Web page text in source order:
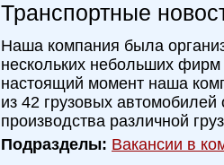
Транспортные
Наша компания была
нескольких небольших фирм
настоящий момент наша
из 42 грузовых автомобилей
производства различной
Подразделы: Вакансии в